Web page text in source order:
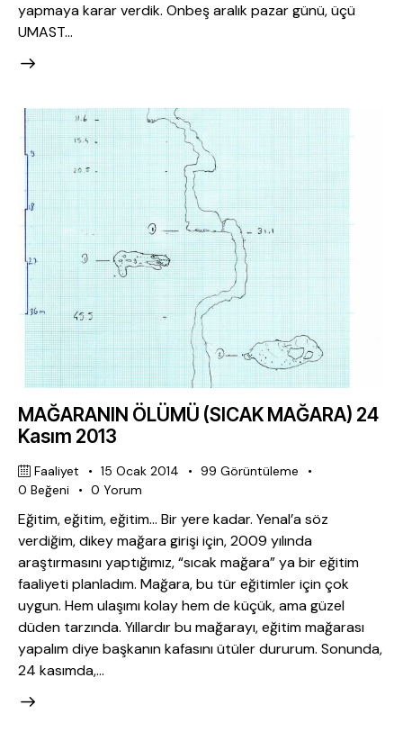
yapmaya karar verdik. Onbeş aralık pazar günü, üçü
UMAST…
MAĞARANIN ÖLÜMÜ (SICAK MAĞARA) 24
Kasım 2013
Faaliyet 15 Ocak 2014 99 Görüntüleme
0 Beğeni 0 Yorum
Eğitim, eğitim, eğitim… Bir yere kadar. Yenal’a söz
verdiğim, dikey mağara girişi için, 2009 yılında
araştırmasını yaptığımız, “sıcak mağara” ya bir eğitim
faaliyeti planladım. Mağara, bu tür eğitimler için çok
uygun. Hem ulaşımı kolay hem de küçük, ama güzel
düden tarzında. Yıllardır bu mağarayı, eğitim mağarası
yapalım diye başkanın kafasını ütüler dururum. Sonunda,
24 kasımda,…